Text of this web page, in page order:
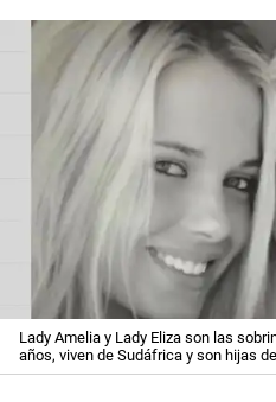
Lady Amelia y Lady Eliza son las
años, viven de Sudáfrica y son hijas